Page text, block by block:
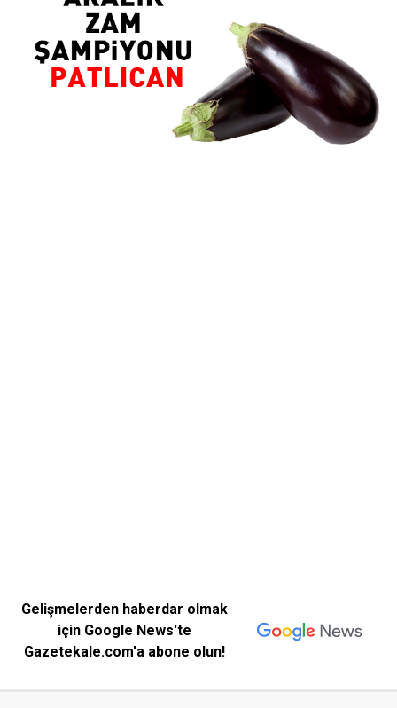
Gelişmelerden haberdar olmak
için Google News'te
Gazetekale.com'a abone olun!